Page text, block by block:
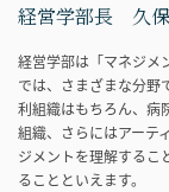
経営学部長 久
経営学部は「マネジメ
では、さまざまな分野
利組織はもちろん、病
組織、さらにはアーテ
ジメントを理解するこ
ることといえます。